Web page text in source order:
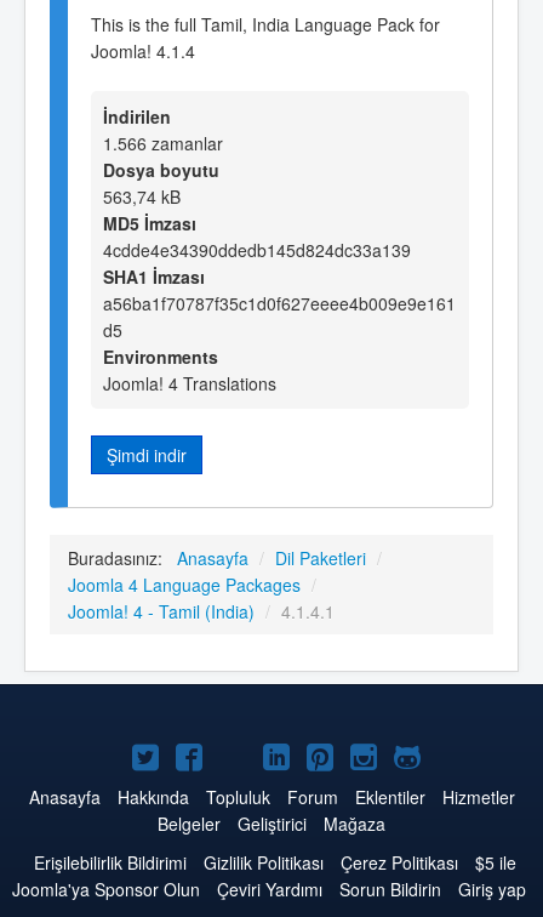
This is the full Tamil, India Language Pack for
Joomla! 4.1.4
İndirilen
1.566 zamanlar
Dosya boyutu
563,74 kB
MD5 İmzası
4cdde4e34390ddedb145d824dc33a139
SHA1 İmzası
a56ba1f70787f35c1d0f627eeee4b009e9e161
d5
Environments
Joomla! 4 Translations
Şimdi indir
Buradasınız: Anasayfa / Dil Paketleri /
Joomla 4 Language Packages /
Joomla! 4 - Tamil (India) / 4.1.4.1
Twitter'da
Joomla
Facebook'da
Joomla
YouTube'da
Joomla
LinkedIn'de
Joomla
Pinterest'de
Joomla
Instagram'da
Joomla
GitHub'da
Joomla
Anasayfa Hakkında Topluluk Forum Eklentiler
Hizmetler
Belgeler
Geliştirici
Mağaza
Erişilebilirlik Bildirimi
Gizlilik Politikası Çerez Politikası
$5 ile
Joomla'ya Sponsor Olun
Çeviri Yardımı Sorun Bildirin
Giriş yap